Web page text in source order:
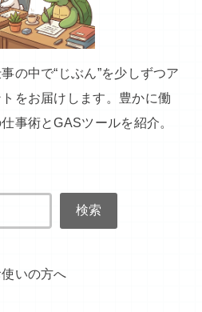
の中で“じぶん”を少しずつア
をお届けします。豊かに働
事術とGASツールを紹介。
検索
いの方へ